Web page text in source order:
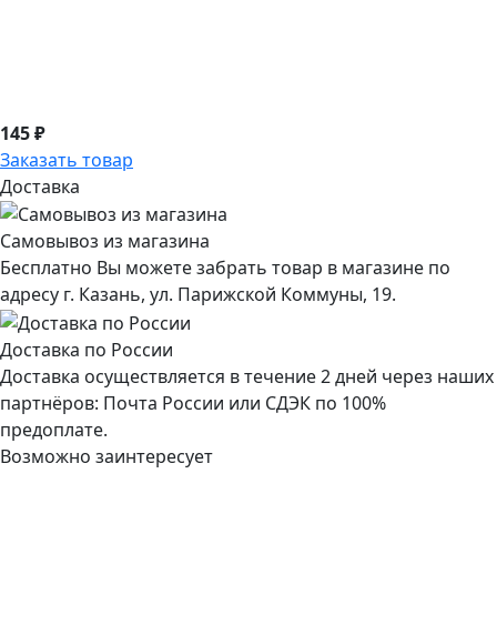
145 ₽
Заказать товар
Доставка
Самовывоз из магазина
Бесплатно Вы можете забрать товар в магазине по
адресу г. Казань, ул. Парижской Коммуны, 19.
Доставка по России
Доставка осуществляется в течение 2 дней через наших
партнёров: Почта России или СДЭК по 100%
предоплате.
Возможно заинтересует